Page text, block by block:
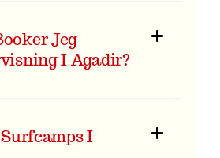
Jeg
I Agadir?
I